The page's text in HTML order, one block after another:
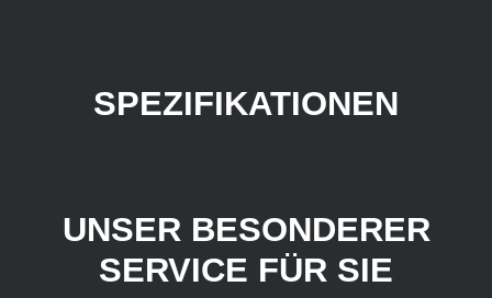
SPEZIFIKATIONEN
UNSER BESONDERER
SERVICE FÜR SIE